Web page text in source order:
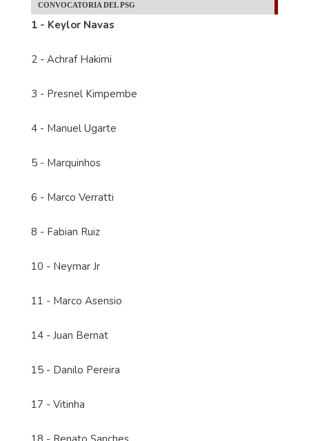
CONVOCATORIA DEL PSG
1 - Keylor Navas
2 - Achraf Hakimi
3 - Presnel Kimpembe
4 - Manuel Ugarte
5 - Marquinhos
6 - Marco Verratti
8 - Fabian Ruiz
10 - Neymar Jr
11 - Marco Asensio
14 - Juan Bernat
15 - Danilo Pereira
17 - Vitinha